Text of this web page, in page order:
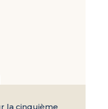
la cinquième